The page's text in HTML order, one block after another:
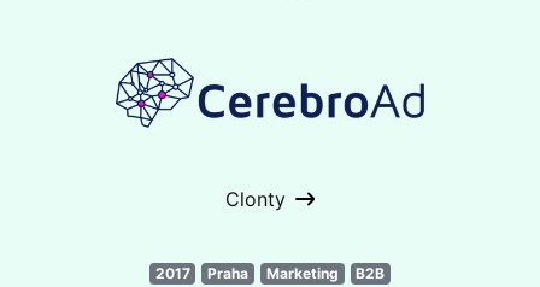
Clonty
2017 Praha Marketing B2B